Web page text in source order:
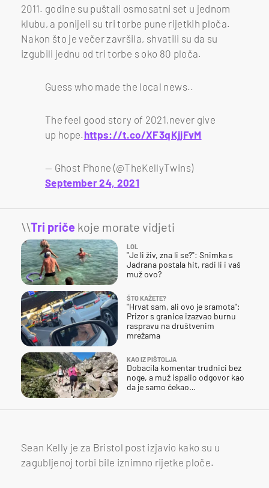
2011. godine su puštali osmosatni set u jednom
klubu, a ponijeli su tri torbe pune rijetkih ploča.
Nakon što je večer završila, shvatili su da su
izgubili jednu od tri torbe s oko 80 ploča.
Guess who made the local news..
The feel good story of 2021,never give
up hope. https://t.co/XF3qKjjFvM
— Ghost Phone (@TheKellyTwins)
September 24, 2021
\\Tri priče koje morate vidjeti
LOL
"Je li živ, zna li se?": Snimka s
Jadrana postala hit, radi li i vaš
muž ovo?
ŠTO KAŽETE?
"Hrvat sam, ali ovo je sramota":
Prizor s granice izazvao burnu
raspravu na društvenim
mrežama
KAO IZ PIŠTOLJA
Dobacila komentar trudnici bez
noge, a muž ispalio odgovor kao
da je samo čekao…
Sean Kelly je za Bristol post izjavio kako su u
zagubljenoj torbi bile iznimno rijetke ploče.